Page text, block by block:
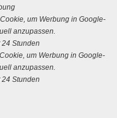
um Werbung in Google-
anzupassen.
24 Stunden
um Werbung in Google-
anzupassen.
24 Stunden